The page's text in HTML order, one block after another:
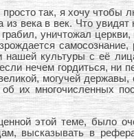
так, я хочу чтобы
века в век. Что
уничтожал
нашей культуры с её
нечем гордиться, ни
могучей державы,
их многочисленных
этой теме, было
высказывать в